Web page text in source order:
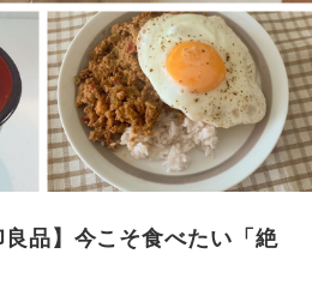
品】今こそ食べたい「絶